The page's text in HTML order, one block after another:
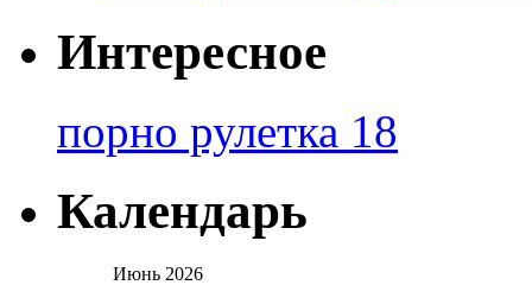
Интересное
порно рулетка 18
Календарь
Июнь 2026